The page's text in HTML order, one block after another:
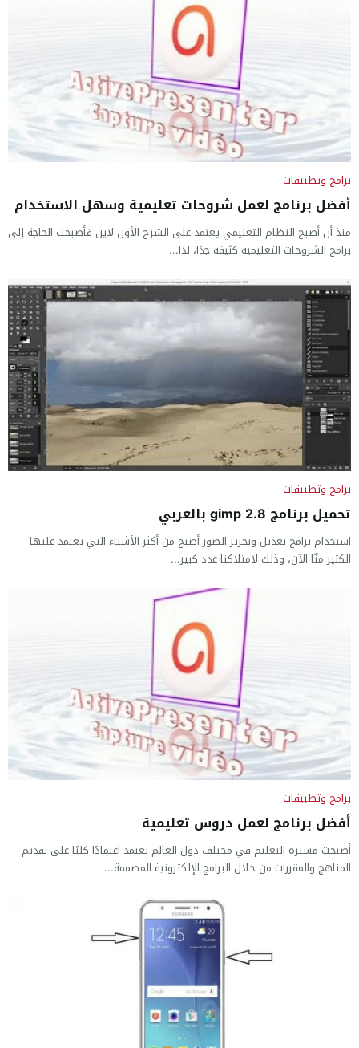
برامج وتطبيقات
أفضل برنامج لعمل شروحات تعليمية وسهل الاستخدام
منذ أن أصبح النظام التعليمي يعتمد على الشرح الأون لاين فأصبحت الحاجة إلى
برامج الشروحات التعليمية كثيفة جدًا، لذا...
برامج وتطبيقات
تحميل برنامج gimp 2.8 بالعربي
استخدام برامج تعديل وتحرير الصور أصبح من أكثر الأشياء التي يعتمد عليها
الكثير منّا الآن، وذلك لامتلاكنا عدد كبير...
برامج وتطبيقات
أفضل برنامج لعمل دروس تعليمية
أصبحت مسيرة التعليم في مختلف دول العالم تعتمد اعتمادًا كليًا على تقديم
المناهج والمقررات من خلال البرامج الإلكترونية المصممة...